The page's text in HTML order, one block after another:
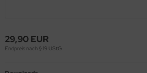
29,90 EUR
Endpreis nach § 19 UStG.